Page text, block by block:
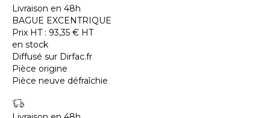
Livraison en 48h
BAGUE EXCENTRIQUE
Prix HT : 93,35 € HT
en stock
Diffusé sur Dirfac.fr
Pièce origine
Pièce neuve défraîchie